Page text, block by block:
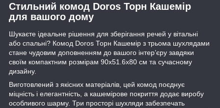
Стильний комод Doros Торн Кашемір
для вашого дому
Шукаєте ідеальне рішення для зберігання речей у вітальні
або спальні? Комод Doros Торн Кашемір з трьома шухлядами
стане чудовим доповненням до вашого інтер’єру завдяки
своїм компактним розмірам 90х51.6х80 см та сучасному
дизайну.
Виготовлений з якісних матеріалів, цей комод поєднує
міцність і елегантність, а кашемірове покриття додає виробу
особливого шарму. Три просторі шухляди забезпечать